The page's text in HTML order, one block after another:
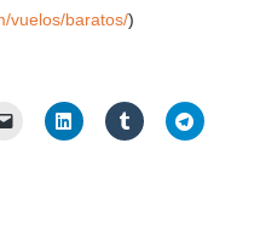
vuelos/baratos/)